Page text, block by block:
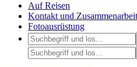
Auf Reisen
Kontakt und Zusammenarbeit
Fotoausrüstung